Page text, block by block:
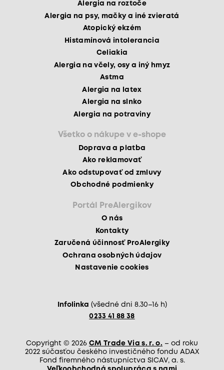
Alergia na roztoče
Alergia na psy, mačky a iné zvieratá
Atopický ekzém
Histamínová intolerancia
Celiakia
Alergia na včely, osy a iný hmyz
Astma
Alergia na latex
Alergia na slnko
Alergia na potraviny
Všetko o nákupe v e-shope
Doprava a platba
Ako reklamovať
Ako odstupovať od zmluvy
Obchodné podmienky
Portál PreAlergikov
O nás
Kontakty
Zaručená účinnosť ProAlergiky
Ochrana osobných údajov
Nastavenie cookies
Infolinka (všedné dni 8.30–16 h)
0233 41 88 38
Copyright © 2026 CM Trade Via s. r. o. – od roku
2022 súčasťou českého investičného fondu ADAX
Fond firemného nástupníctva SICAV, a. s.